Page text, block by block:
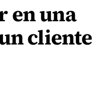
en una
cliente